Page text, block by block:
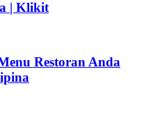
| Klikit
Restoran Anda